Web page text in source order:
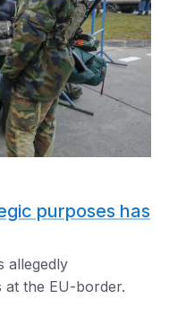
purposes has
allegedly
at the EU-border.